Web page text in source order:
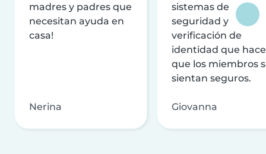
madres y padres que
necesitan ayuda en
casa!
Nerina
sistemas de
seguridad y
verificación de
identidad que
que los miembros
sientan seguros.
Giovanna